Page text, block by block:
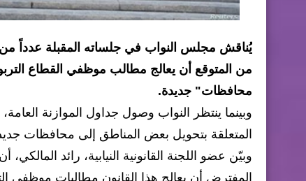
يُناقش مجلس النواب في جلساته المقبلة عدداً من
من المتوقع أن يعالج مطالب موظفي القطاع
محافظات" جديدة.
وبينما ينتظر النواب وصول جداول الموازنة
المتعلقة بتحويل بعض المناطق إلى محافظات
وبيّن عضو اللجنة القانونية النيابية، رائد
المفترض أن يعالج هذا القانون مطالبات موظفي